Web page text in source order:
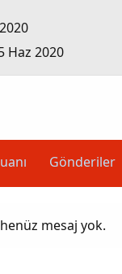
Haz 2020
Gönderiler
mesaj yok.